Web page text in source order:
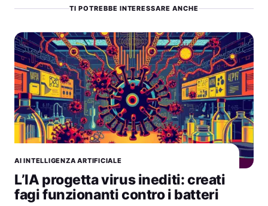
TI POTREBBE INTERESSARE ANCHE
AI INTELLIGENZA ARTIFICIALE
L’IA progetta virus inediti: creati
fagi funzionanti contro i batteri